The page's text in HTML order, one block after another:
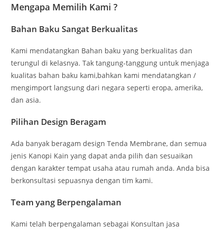
Mengapa Memilih Kami ?
Bahan Baku Sangat Berkualitas
Kami mendatangkan Bahan baku yang berkualitas dan
terungul di kelasnya. Tak tangung-tanggung untuk menjaga
kualitas bahan baku kami,bahkan kami mendatangkan /
mengimport langsung dari negara seperti eropa, amerika,
dan asia.
Pilihan Design Beragam
Ada banyak beragam design Tenda Membrane, dan semua
jenis Kanopi Kain yang dapat anda pilih dan sesuaikan
dengan karakter tempat usaha atau rumah anda. Anda bisa
berkonsultasi sepuasnya dengan tim kami.
Team yang Berpengalaman
Kami telah berpengalaman sebagai Konsultan jasa